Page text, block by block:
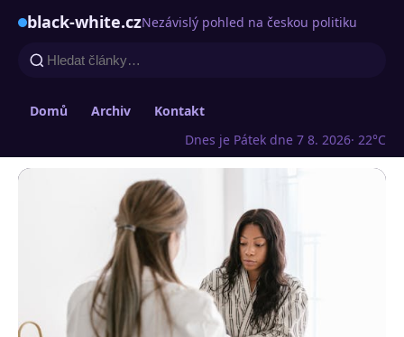
black-white.czNezávislý pohled na českou politiku
Domů Archiv
Kontakt
Dnes je Pátek dne 7 8. 2026· 22°C